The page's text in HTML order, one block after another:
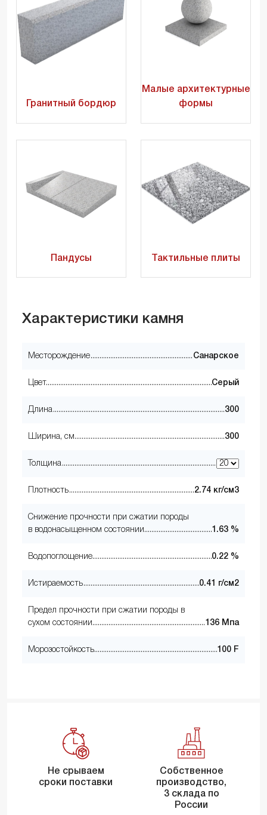
Гранитный бордюр
Малые архитектурные
формы
Пандусы Тактильные плиты
Характеристики камня
Месторождение Санарское
Цвет Серый
Длина 300
Ширина, см 300
Толщина
Плотность 2.74 кг/см3
Снижение прочности при сжатии породы
в водонасыщенном состоянии
1.63 %
Водопоглощение 0.22 %
Истираемость 0.41 г/см2
Предел прочности при сжатии породы в
сухом состоянии
136 Мпа
Морозостойкость 100 F
Не срываем
сроки поставки
Собственное
производство,
3 склада по
России